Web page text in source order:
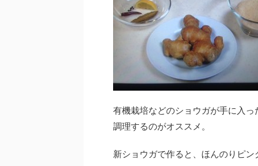
有機栽培などのショウガが手に入
調理するのがオススメ。
新ショウガで作ると、ほんのりピン